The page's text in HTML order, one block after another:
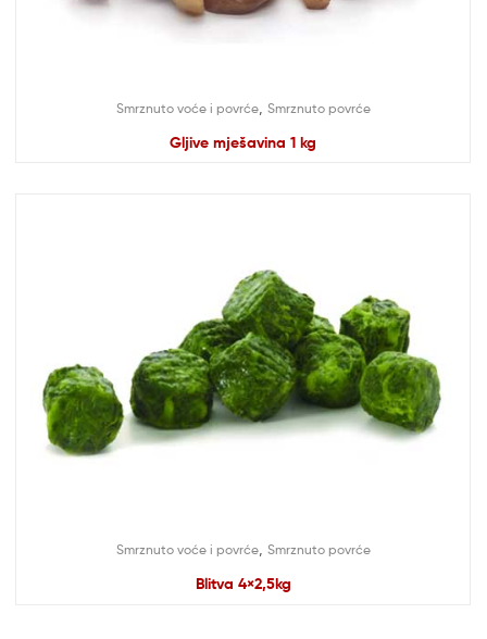
Smrznuto voće i povrće, Smrznuto povrće
Gljive mješavina 1 kg
Smrznuto voće i povrće, Smrznuto povrće
Blitva 4×2,5kg